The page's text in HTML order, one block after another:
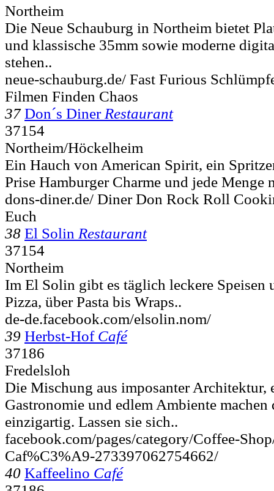
Northeim
Die Neue Schauburg in Northeim bietet
und klassische 35mm sowie moderne
stehen..
neue-schauburg.de/ Fast Furious
Filmen Finden Chaos
37 Don´s Diner Restaurant
37154
Northeim/Höckelheim
Ein Hauch von American Spirit, ein
Prise Hamburger Charme und jede Menge
dons-diner.de/ Diner Don Rock Roll
Euch
38 El Solin Restaurant
37154
Northeim
Im El Solin gibt es täglich leckere Speisen
Pizza, über Pasta bis Wraps..
de-de.facebook.com/elsolin.nom/
39 Herbst-Hof Café
37186
Fredelsloh
Die Mischung aus imposanter Architektur,
Gastronomie und edlem Ambiente
einzigartig. Lassen sie sich..
facebook.com/pages/category/Coffee-
Caf%C3%A9-273397062754662/
40 Kaffeelino Café